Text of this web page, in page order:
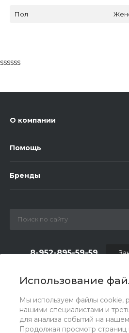
Использование
Мы используем файлы cookie,
нашими специалистами и
для анализа событий на
Продолжая просмотр страниц
Пол
ssssss
О компании
Помощь
Бренды
8-952-895-59-59